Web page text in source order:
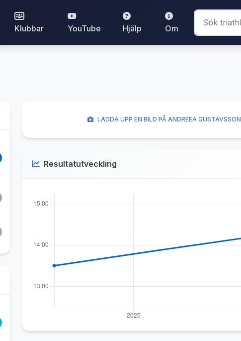
Klubbar YouTube Hjälp Om
LADDA UPP EN BILD PÅ ANDREEA GUSTAVSSON
Resultatutveckling